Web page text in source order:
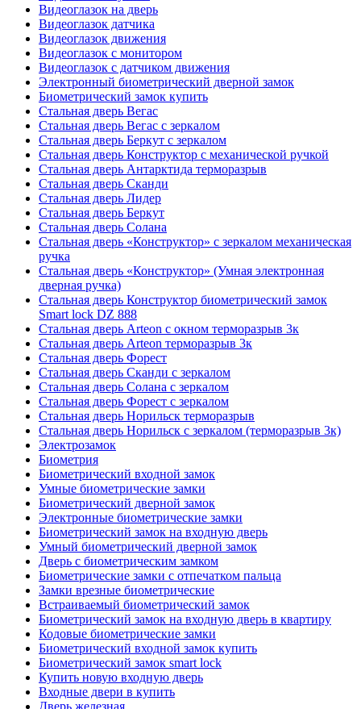
Видеоглазок на дверь
Видеоглазок датчика
Видеоглазок движения
Видеоглазок с монитором
Видеоглазок с датчиком движения
Электронный биометрический дверной замок
Биометрический замок купить
Стальная дверь Вегас
Стальная дверь Вегас с зеркалом
Стальная дверь Беркут с зеркалом
Стальная дверь Конструктор с механической ручкой
Стальная дверь Антарктида терморазрыв
Стальная дверь Сканди
Стальная дверь Лидер
Стальная дверь Беркут
Стальная дверь Солана
Стальная дверь «Конструктор» с зеркалом механическая
ручка
Стальная дверь «Конструктор» (Умная электронная
дверная ручка)
Стальная дверь Конструктор биометрический замок
Smart lock DZ 888
Стальная дверь Arteon с окном терморазрыв 3к
Стальная дверь Arteon терморазрыв 3к
Стальная дверь Форест
Стальная дверь Сканди с зеркалом
Стальная дверь Солана с зеркалом
Стальная дверь Форест с зеркалом
Стальная дверь Норильск терморазрыв
Стальная дверь Норильск с зеркалом (терморазрыв 3к)
Электрозамок
Биометрия
Биометрический входной замок
Умные биометрические замки
Биометрический дверной замок
Электронные биометрические замки
Биометрический замок на входную дверь
Умный биометрический дверной замок
Дверь с биометрическим замком
Биометрические замки с отпечатком пальца
Замки врезные биометрические
Встраиваемый биометрический замок
Биометрический замок на входную дверь в квартиру
Кодовые биометрические замки
Биометрический входной замок купить
Биометрический замок smart lock
Купить новую входную дверь
Входные двери в купить
Дверь железная